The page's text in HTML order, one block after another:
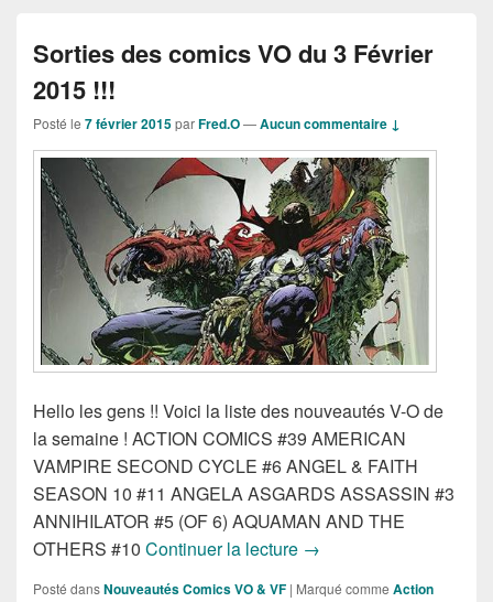
Sorties des comics VO du 3 Février
2015 !!!
Posté le 7 février 2015parFred.O—Aucun commentaire ↓
Hello les gens !! Voici la liste des nouveautés V-O de
la semaine ! ACTION COMICS #39 AMERICAN
VAMPIRE SECOND CYCLE #6 ANGEL & FAITH
SEASON 10 #11 ANGELA ASGARDS ASSASSIN #3
ANNIHILATOR #5 (OF 6) AQUAMAN AND THE
OTHERS #10 Continuer la lecture Sorties des comics VO
→
Posté dansNouveautés Comics VO & VF | Marqué comme Action